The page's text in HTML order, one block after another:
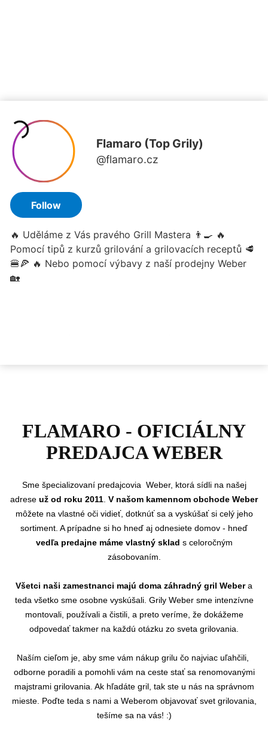
FLAMARO - OFICIÁLNY
PREDAJCA WEBER
Sme špecializovaní predajcovia Weber, ktorá sídli na našej
adrese už od roku 2011 V našom kamennom obchode Weber
môžete na vlastné oči vidieť, dotknúť sa a vyskúšať si celý jeho
sortiment. A prípadne si ho hneď aj odnesiete domov - hneď
vedľa predajne máme vlastný sklad s celoročným
zásobovaním.
Všetci naši zamestnanci majú doma záhradný gril Webera
teda všetko sme osobne vyskúšali. Grily Weber sme intenzívne
montovali, používali a čistili, a preto veríme, že dokážeme
odpovedať takmer na každú otázku zo sveta grilovania.
Naším cieľom je, aby sme vám nákup grilu čo najviac uľahčili,
odborne poradili a pomohli vám na ceste stať sa renomovanými
majstrami grilovania. Ak hľadáte gril, tak ste u nás na správnom
mieste. Poďte teda s nami a Weberom objavovať svet grilovania,
tešíme sa na vás! :)